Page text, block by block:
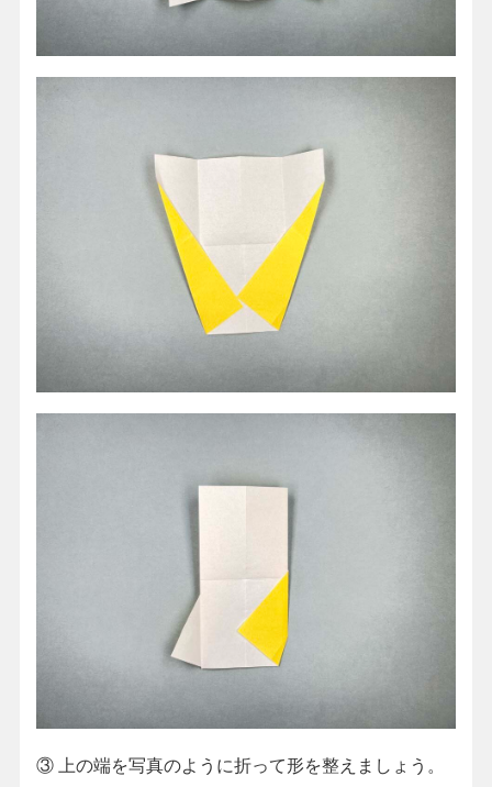
③ 上の端を写真のように折って形を整えましょう。